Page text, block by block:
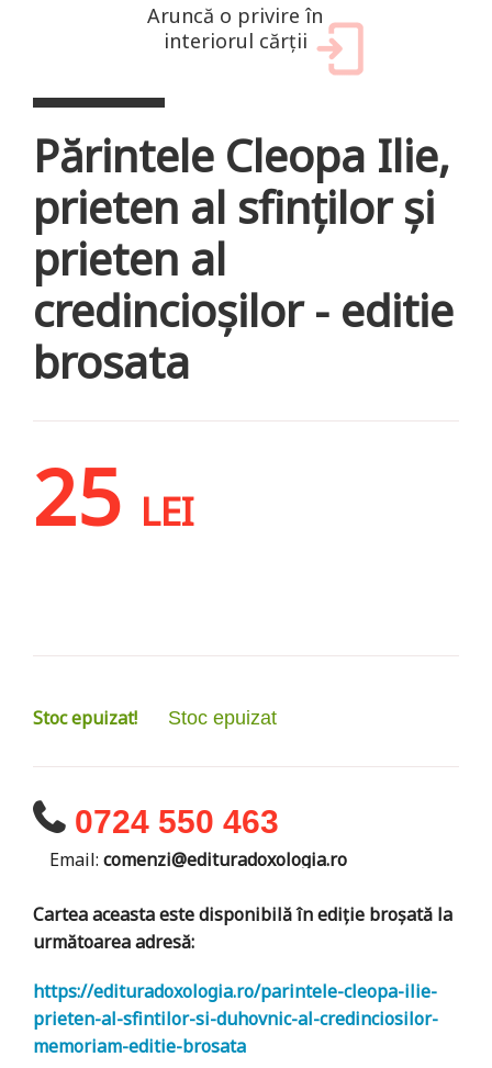
Aruncă o privire în
interiorul cărții
Părintele Cleopa Ilie,
prieten al sfinților și
prieten al
credincioșilor - editie
brosata
25 LEI
Stoc epuizat! Stoc epuizat
0724 550 463
Email: comenzi@edituradoxologia.ro
Cartea aceasta este disponibilă în ediție broșată la
următoarea adresă:
https://edituradoxologia.ro/parintele-cleopa-ilie-
prieten-al-sfintilor-si-duhovnic-al-credinciosilor-
memoriam-editie-brosata